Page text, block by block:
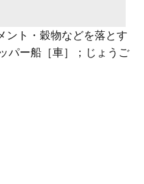
ト・穀物などを落とす
パー船［車］；じょうご